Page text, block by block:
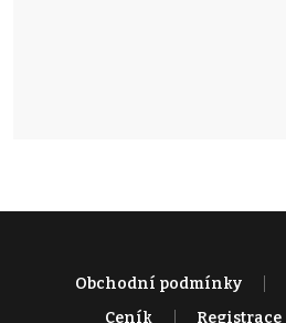
Obchodní podmínky
Ceník
Registrace